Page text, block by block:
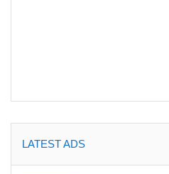
LATEST ADS